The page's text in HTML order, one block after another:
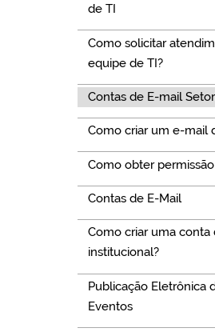
de TI
Como solicitar
equipe de TI?
Contas de E-mail
Como criar um e-mail
Como obter
Contas de E-Mail
Como criar uma conta
institucional?
Publicação Eletrônica
Eventos